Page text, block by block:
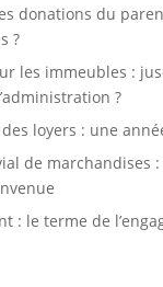
donations du
?
les immeubles :
?
loyers : une
de marchandises
: le terme de